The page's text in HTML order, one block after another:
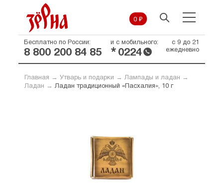
0 ₽
Бесплатно по России:
8 800 200 84 85
и с мобильного:
* 0224
с 9 до 21
ежедневно
Главная → Утварь и подарки → Лампады и ладан →
Ладан → Ладан традиционный «Пасхалия», 10 г